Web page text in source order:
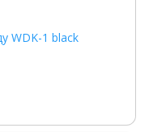
WDK-1 black